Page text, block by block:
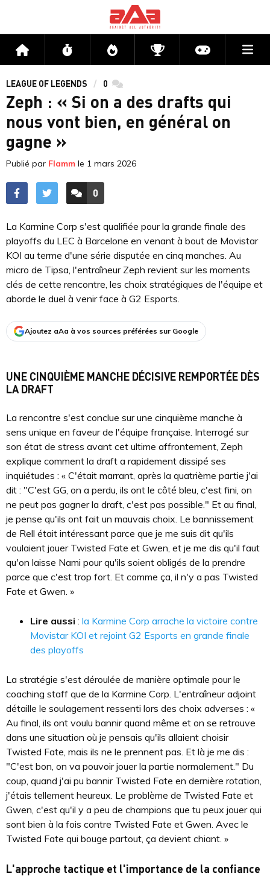
Accueil Flux Directs CompétitionsActu jeux
LEAGUE OF LEGENDS 0 commentaires
Zeph : « Si on a des drafts qui
nous vont bien, en général on
gagne »
Publié par Flamm le 1 mars 2026
ACCÉDER AUX
0
COMMENTAIRES
La Karmine Corp s'est qualifiée pour la grande finale des
playoffs du LEC à Barcelone en venant à bout de Movistar
KOI au terme d'une série disputée en cinq manches. Au
micro de Tipsa, l'entraîneur Zeph revient sur les moments
clés de cette rencontre, les choix stratégiques de l'équipe et
aborde le duel à venir face à G2 Esports.
Ajoutez aAa à vos sources préférées sur Google
UNE CINQUIÈME MANCHE DÉCISIVE REMPORTÉE DÈS
LA DRAFT
La rencontre s'est conclue sur une cinquième manche à
sens unique en faveur de l'équipe française. Interrogé sur
son état de stress avant cet ultime affrontement, Zeph
explique comment la draft a rapidement dissipé ses
inquiétudes : « C'était marrant, après la quatrième partie j'ai
dit : "C'est GG, on a perdu, ils ont le côté bleu, c'est fini, on
ne peut pas gagner la draft, c'est pas possible." Et au final,
je pense qu'ils ont fait un mauvais choix. Le bannissement
de Rell était intéressant parce que je me suis dit qu'ils
voulaient jouer Twisted Fate et Gwen, et je me dis qu'il faut
qu'on laisse Nami pour qu'ils soient obligés de la prendre
parce que c'est trop fort. Et comme ça, il n'y a pas Twisted
Fate et Gwen. »
Lire aussi : la Karmine Corp arrache la victoire contre
Movistar KOI et rejoint G2 Esports en grande finale
des playoffs
La stratégie s'est déroulée de manière optimale pour le
coaching staff que de la Karmine Corp. L'entraîneur adjoint
détaille le soulagement ressenti lors des choix adverses : «
Au final, ils ont voulu bannir quand même et on se retrouve
dans une situation où je pensais qu'ils allaient choisir
Twisted Fate, mais ils ne le prennent pas. Et là je me dis :
"C'est bon, on va pouvoir jouer la partie normalement." Du
coup, quand j'ai pu bannir Twisted Fate en dernière rotation,
j'étais tellement heureux. Le problème de Twisted Fate et
Gwen, c'est qu'il y a peu de champions que tu peux jouer qui
sont bien à la fois contre Twisted Fate et Gwen. Avec le
Twisted Fate qui bouge partout, ça devient chiant. »
L'approche tactique et l'importance de la confiance